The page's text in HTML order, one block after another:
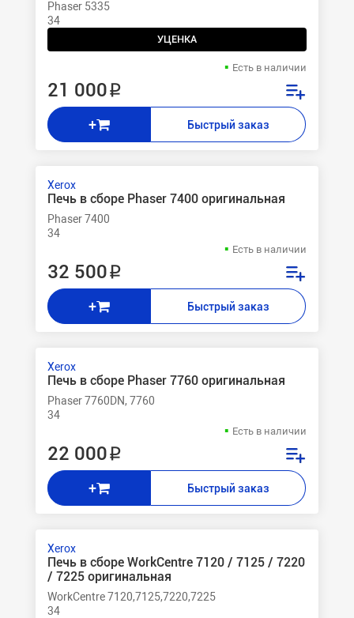
Phaser 5335
34
УЦЕНКА
Есть в наличии
21 000 ₽
+ Быстрый заказ
Xerox
Печь в сборе Phaser 7400 оригинальная
Phaser 7400
34
Есть в наличии
32 500 ₽
+ Быстрый заказ
Xerox
Печь в сборе Phaser 7760 оригинальная
Phaser 7760DN, 7760
34
Есть в наличии
22 000 ₽
+ Быстрый заказ
Xerox
Печь в сборе WorkCentre 7120 / 7125 / 7220
/ 7225 оригинальная
WorkCentre 7120,7125,7220,7225
34